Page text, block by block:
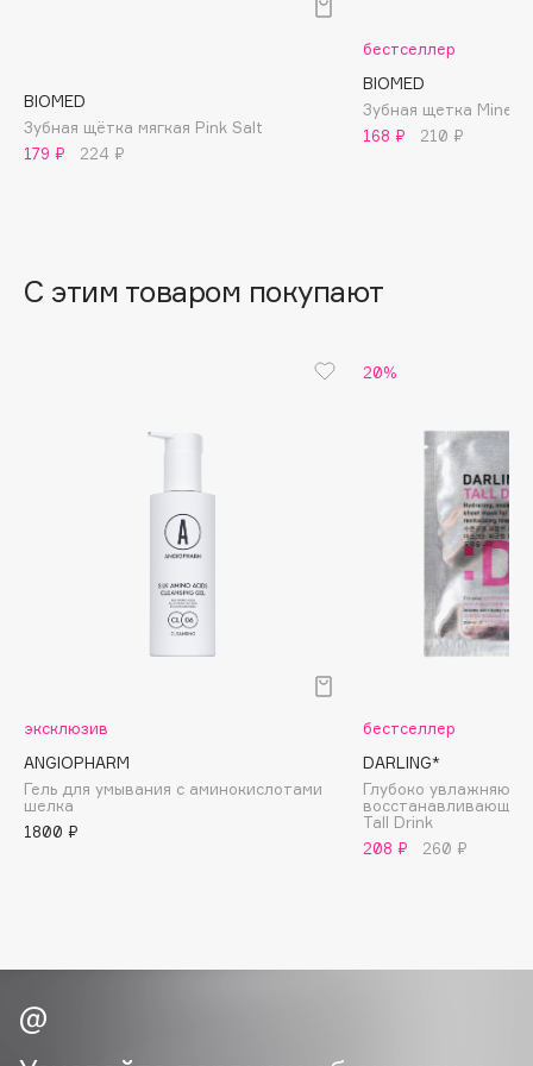
Baffy
Balmain Hair Couture
ЭКСКЛЮЗИВ
Beauty Pati
Beverly Hills Polo Club
Bobbi Brown
BOOMSHOP
BORK
Brunello Cucinelli
Byredo
BIOMED
Зубная щётка мягкая Pink Salt
179 ₽
224 ₽
бестселлер
BIOMED
Зубная щетка
168 ₽
210 ₽
С этим товаром покупают
эксклюзив
ANGIOPHARM
Гель для умывания с аминокислотами
шелка
1800 ₽
20%
бестселлер
DARLING*
Глубоко
восстанавливающая
Tall Drink
208 ₽
260 ₽